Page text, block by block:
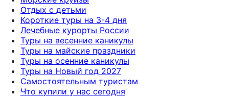
Отдых с детьми
Короткие туры на 3-4 дня
Лечебные курорты России
Туры на весенние каникулы
Туры на майские праздники
Туры на осенние каникулы
Туры на Новый год 2027
Самостоятельным туристам
Что купили у нас сегодня